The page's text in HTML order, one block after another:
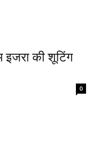
इजरा की शूटिंग
0